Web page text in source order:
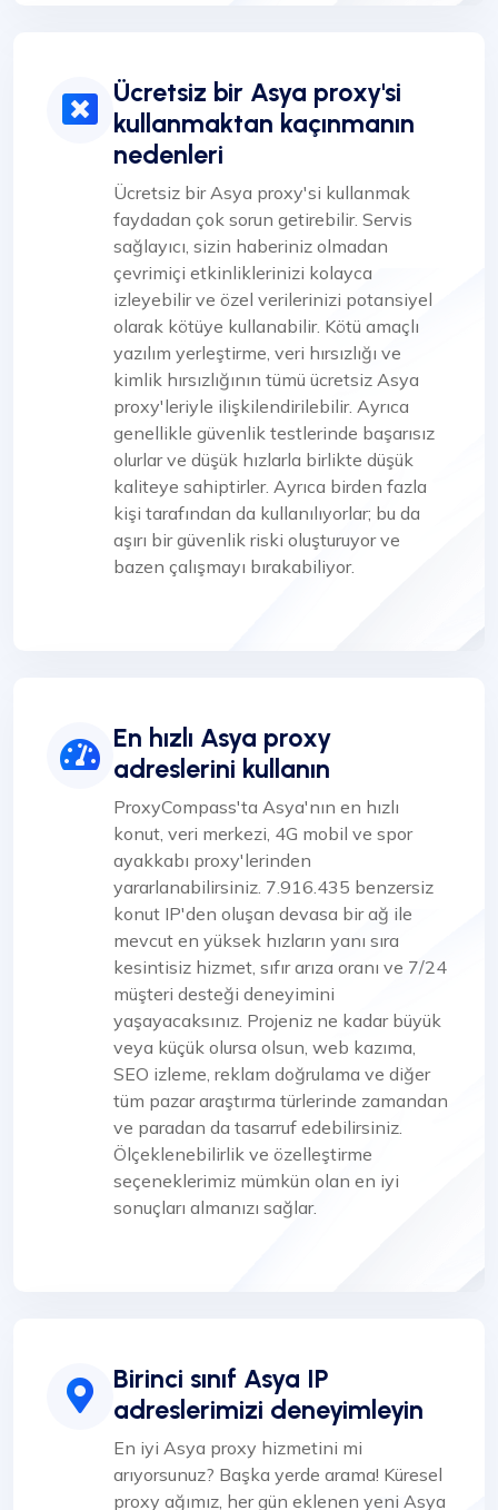
Ücretsiz bir Asya proxy'si
kullanmaktan kaçınmanın
nedenleri
Ücretsiz bir Asya proxy'si kullanmak
faydadan çok sorun getirebilir. Servis
sağlayıcı, sizin haberiniz olmadan
çevrimiçi etkinliklerinizi kolayca
izleyebilir ve özel verilerinizi potansiyel
olarak kötüye kullanabilir. Kötü amaçlı
yazılım yerleştirme, veri hırsızlığı ve
kimlik hırsızlığının tümü ücretsiz Asya
proxy'leriyle ilişkilendirilebilir. Ayrıca
genellikle güvenlik testlerinde başarısız
olurlar ve düşük hızlarla birlikte düşük
kaliteye sahiptirler. Ayrıca birden fazla
kişi tarafından da kullanılıyorlar; bu da
aşırı bir güvenlik riski oluşturuyor ve
bazen çalışmayı bırakabiliyor.
En hızlı Asya proxy
adreslerini kullanın
ProxyCompass'ta Asya'nın en hızlı
konut, veri merkezi, 4G mobil ve spor
ayakkabı proxy'lerinden
yararlanabilirsiniz. 7.916.435 benzersiz
konut IP'den oluşan devasa bir ağ ile
mevcut en yüksek hızların yanı sıra
kesintisiz hizmet, sıfır arıza oranı ve 7/24
müşteri desteği deneyimini
yaşayacaksınız. Projeniz ne kadar büyük
veya küçük olursa olsun, web kazıma,
SEO izleme, reklam doğrulama ve diğer
tüm pazar araştırma türlerinde zamandan
ve paradan da tasarruf edebilirsiniz.
Ölçeklenebilirlik ve özelleştirme
seçeneklerimiz mümkün olan en iyi
sonuçları almanızı sağlar.
Birinci sınıf Asya IP
adreslerimizi deneyimleyin
En iyi Asya proxy hizmetini mi
arıyorsunuz? Başka yerde arama! Küresel
proxy ağımız, her gün eklenen yeni Asya